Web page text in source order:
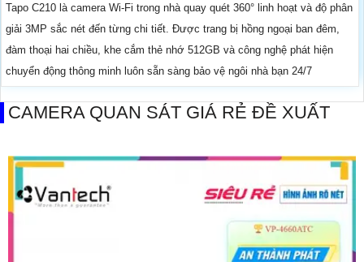
Tapo C210 là camera Wi-Fi trong nhà quay quét 360° linh hoạt và độ phân
giải 3MP sắc nét đến từng chi tiết. Được trang bị hồng ngoại ban đêm,
đàm thoại hai chiều, khe cắm thẻ nhớ 512GB và công nghệ phát hiện
chuyển động thông minh luôn sẵn sàng bảo vệ ngôi nhà bạn 24/7
CAMERA QUAN SÁT GIÁ RẺ ĐỀ XUẤT